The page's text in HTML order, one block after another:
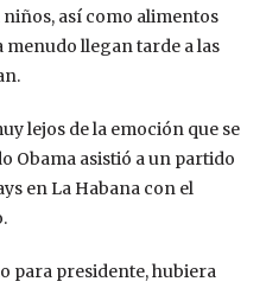
así como alimentos
llegan tarde a las
lejos de la emoción que se
Obama asistió a un partido
en La Habana con el
para presidente, hubiera